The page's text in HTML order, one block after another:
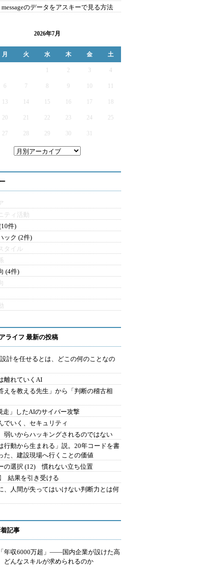
messageのデータをアスキーで見る方法
2026年7月
月 火 水 木 金 土
2 3 4
6 7 9
13 14 15 16 17
20 21 22 23 24 25
27 28 29 30 31
ティ活動
件)
ック (2件)
タイル
(4件)
ライフ 最新の投稿
計を任せるとは、どこの何のことなの
離れていくAI
えを教える先生」から「判断の稽古相
走」したAIのサイバー攻撃
でいく、セキュリティ
弱いからハッキングされるのではない
行動から生まれる」説。20年コードを書
た、建設現場へ行くことの価値
の選択 (12) 慣れない立ち位置
結果を引き受ける
、人間が失ってはいけない判断力とは何
記事
年収6000万超」――国内企業が設けた高
んなスキルが求められるのか